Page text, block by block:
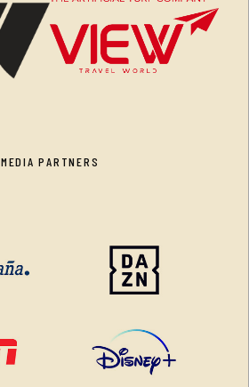
MEDIA PARTNERS